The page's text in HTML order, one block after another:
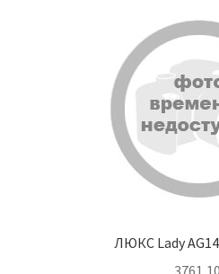
ЛЮКС Lady
3761,10